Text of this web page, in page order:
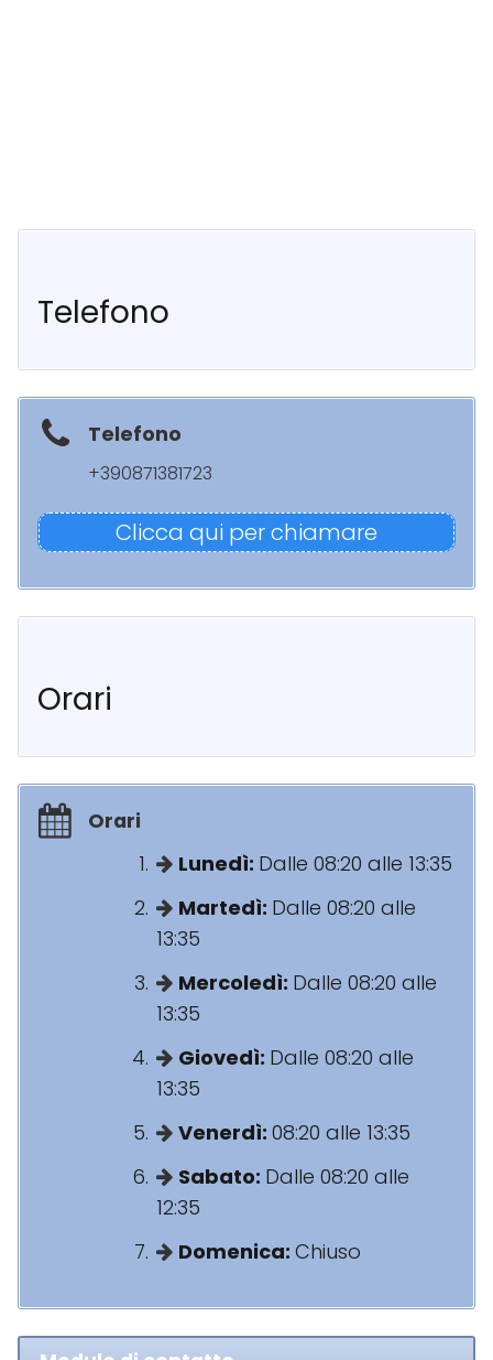
Telefono
Telefono
+390871381723
Clicca qui per chiamare
Orari
Orari
Lunedì: Dalle 08:20 alle 13:35
Martedì: Dalle 08:20 alle
13:35
Mercoledì: Dalle 08:20 alle
13:35
Giovedì: Dalle 08:20 alle
13:35
Venerdì: 08:20 alle 13:35
Sabato: Dalle 08:20 alle
12:35
Domenica: Chiuso